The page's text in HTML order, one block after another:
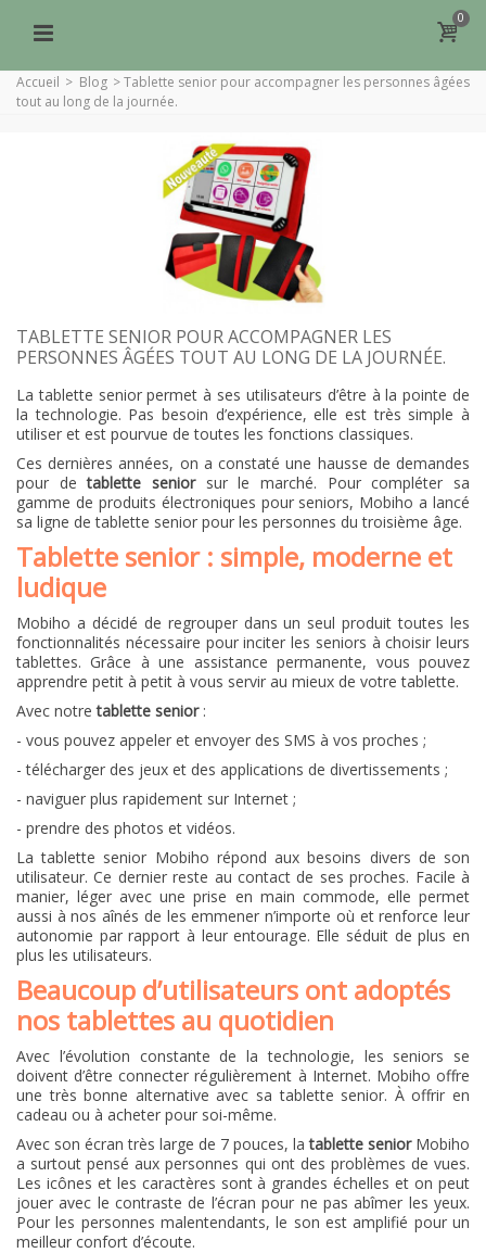
0
Accueil > Blog >Tablette senior pour accompagner les personnes âgées
tout au long de la journée.
TABLETTE SENIOR POUR ACCOMPAGNER LES
PERSONNES ÂGÉES TOUT AU LONG DE LA JOURNÉE.
La tablette senior permet à ses utilisateurs d’être à la pointe de
la technologie. Pas besoin d’expérience, elle est très simple à
utiliser et est pourvue de toutes les fonctions classiques.
Ces dernières années, on a constaté une hausse de demandes
pour detablette seniorsur le marché. Pour compléter sa
gamme de produits électroniques pour seniors, Mobiho a lancé
sa ligne de tablette senior pour les personnes du troisième âge.
Tablette senior : simple, moderne et
ludique
Mobiho a décidé de regrouper dans un seul produit toutes les
fonctionnalités nécessaire pour inciter les seniors à choisir leurs
tablettes. Grâce à une assistance permanente, vous pouvez
apprendre petit à petit à vous servir au mieux de votre tablette.
Avec notretablette senior:
- vous pouvez appeler et envoyer des SMS à vos proches ;
- télécharger des jeux et des applications de divertissements ;
- naviguer plus rapidement sur Internet ;
- prendre des photos et vidéos.
Latablette senior Mobiho répond aux besoins divers de son
utilisateur. Ce dernier reste au contact de ses proches. Facile à
manier, léger avec une prise en main commode, elle permet
aussi à nos aînés de les emmener n’importe où et renforce leur
autonomie par rapport à leur entourage. Elle séduit de plus en
plus les utilisateurs.
Beaucoup d’utilisateurs ont adoptés
nos tablettes au quotidien
Avec l’évolution constante de la technologie, les seniors se
doivent d’être connecter régulièrement à Internet. Mobiho offre
une très bonne alternative avec sa tablette senior. À offrir en
cadeau ou à acheter pour soi-même.
Avec son écran très large de 7 pouces, latablette seniorMobiho
a surtout pensé aux personnes qui ont des problèmes de vues.
Les icônes et les caractères sont à grandes échelles et on peut
jouer avec le contraste de l’écran pour ne pas abîmer les yeux.
Pour les personnes malentendants, le son est amplifié pour un
meilleur confort d’écoute.